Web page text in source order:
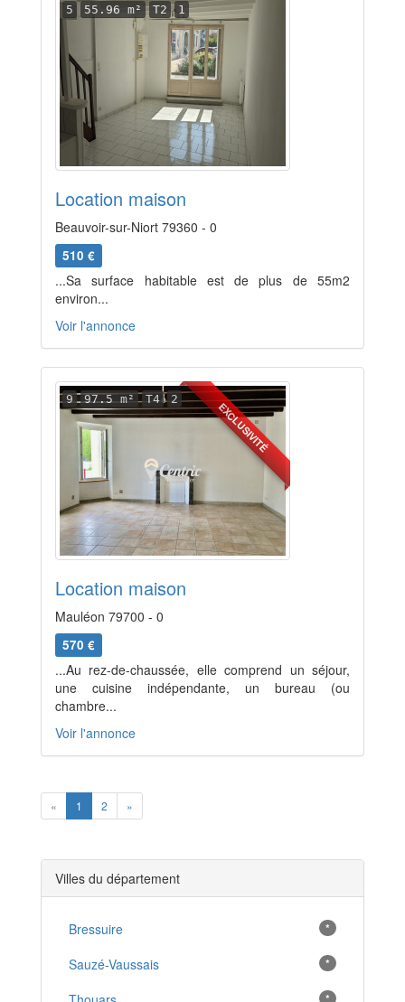
5 55.96 m² T2 1
Location maison
Beauvoir-sur-Niort 79360 - 0
510 €
...Sa surface habitable est de plus de 55m2
environ...
Voir l'annonce
EXCLUSIVITÉ
9 97.5 m² T4 2
Location maison
Mauléon 79700 - 0
570 €
...Au rez-de-chaussée, elle comprend un séjour,
une cuisine indépendante, un bureau (ou
chambre...
Voir l'annonce
« Previous
1 2 »
Villes du département
Bressuire *
Sauzé-Vaussais *
*